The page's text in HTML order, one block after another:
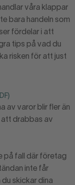
våra klappar
bara handeln som
fördelar i att
tips på vad du
risken för att just
av varor blir fler än
drabbas av
på fall där företag
inte får
skickar dina